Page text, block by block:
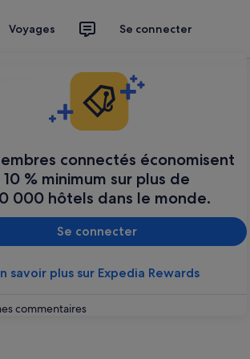
Voyages Se connecter
connectés économisent
10 % minimum sur plus de
000 hôtels dans le monde.
Se connecter
savoir plus sur Expedia Rewards
commentaires